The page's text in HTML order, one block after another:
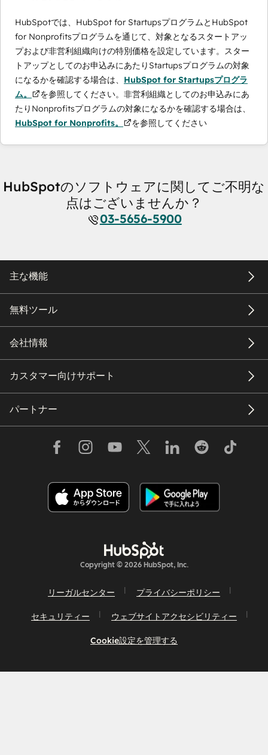
HubSpotでは、HubSpot for StartupsプログラムとHubSpot
for Nonprofitsプログラムを通じて、対象となるスタートアッ
プおよび非営利組織向けの特別価格を設定しています。スター
トアップとしてのお申込みにあたりStartupsプログラムの対象
になるかを確認する場合は、 HubSpot for Startupsプログラ
ム。
を参照してください。非営利組織としてのお申込みにあ
たりNonprofitsプログラムの対象になるかを確認する場合は、
HubSpot for Nonprofits。
を参照してください
HubSpotのソフトウェアに関してご不明な
点はございませんか？
03-5656-5900
主な機能
無料ツール
会社情報
カスタマー向けサポート
パートナー
Copyright © 2026 HubSpot, Inc.
リーガルセンター プライバシーポリシー
セキュリティー ウェブサイトアクセシビリティー
Cookie設定を管理する